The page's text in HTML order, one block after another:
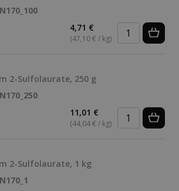
4,71 €
(47,10 € / kg)
2-Sulfolaurate, 250 g
11,01 €
(44,04 € / kg)
2-Sulfolaurate, 1 kg